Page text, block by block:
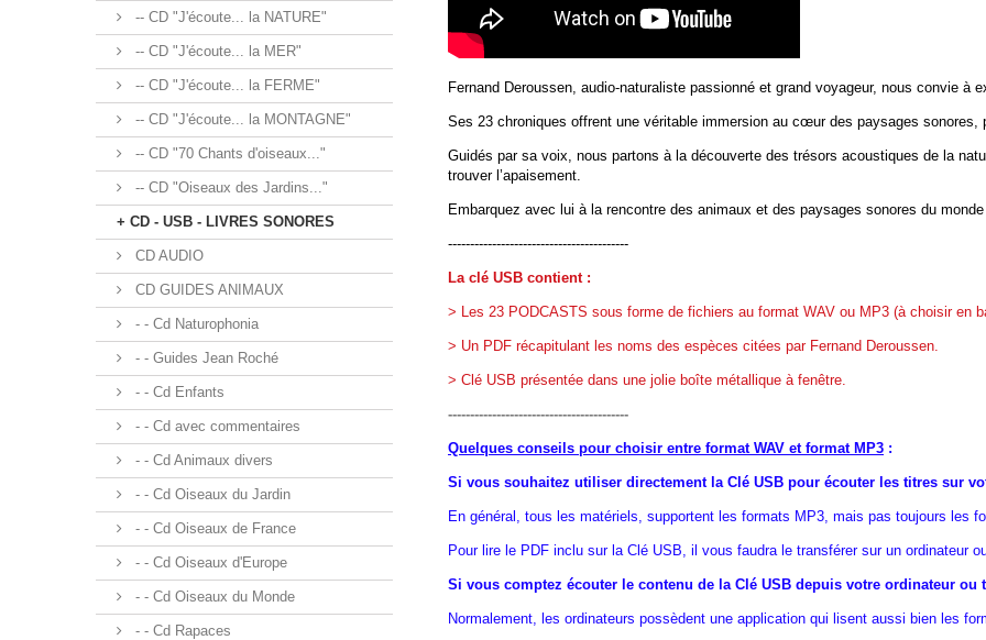
-- CD "J'écoute... la NATURE"
-- CD "J'écoute... la MER"
-- CD "J'écoute... la FERME"
-- CD "J'écoute... la MONTAGNE"
-- CD "70 Chants d'oiseaux..."
-- CD "Oiseaux des Jardins..."
+ CD - USB - LIVRES SONORES
CD AUDIO
CD GUIDES ANIMAUX
- - Cd Naturophonia
- - Guides Jean Roché
- - Cd Enfants
- - Cd avec commentaires
- - Cd Animaux divers
- - Cd Oiseaux du Jardin
- - Cd Oiseaux de France
- - Cd Oiseaux d'Europe
- - Cd Oiseaux du Monde
- - Cd Rapaces
Fernand Deroussen, audio-naturaliste passionné et grand voyageur, nous convie à
Ses 23 chroniques offrent une véritable immersion au cœur des paysages sonores,
Guidés par sa voix, nous partons à la découverte des trésors acoustiques de la
trouver l’apaisement.
Embarquez avec lui à la rencontre des animaux et des paysages sonores du
-----------------------------------------
La clé USB contient :
> Les 23 PODCASTS sous forme de fichiers au format WAV ou MP3 (à choisir en
> Un PDF récapitulant les noms des espèces citées par Fernand Deroussen.
> Clé USB présentée dans une jolie boîte métallique à fenêtre.
-----------------------------------------
Quelques conseils pour choisir entre format WAV et format MP3 :
Si vous souhaitez utiliser directement la Clé USB pour écouter les titres sur
En général, tous les matériels, supportent les formats MP3, mais pas toujours les
Pour lire le PDF inclu sur la Clé USB, il vous faudra le transférer sur un ordinateur
Si vous comptez écouter le contenu de la Clé USB depuis votre ordinateur ou
Normalement, les ordinateurs possèdent une application qui lisent aussi bien les